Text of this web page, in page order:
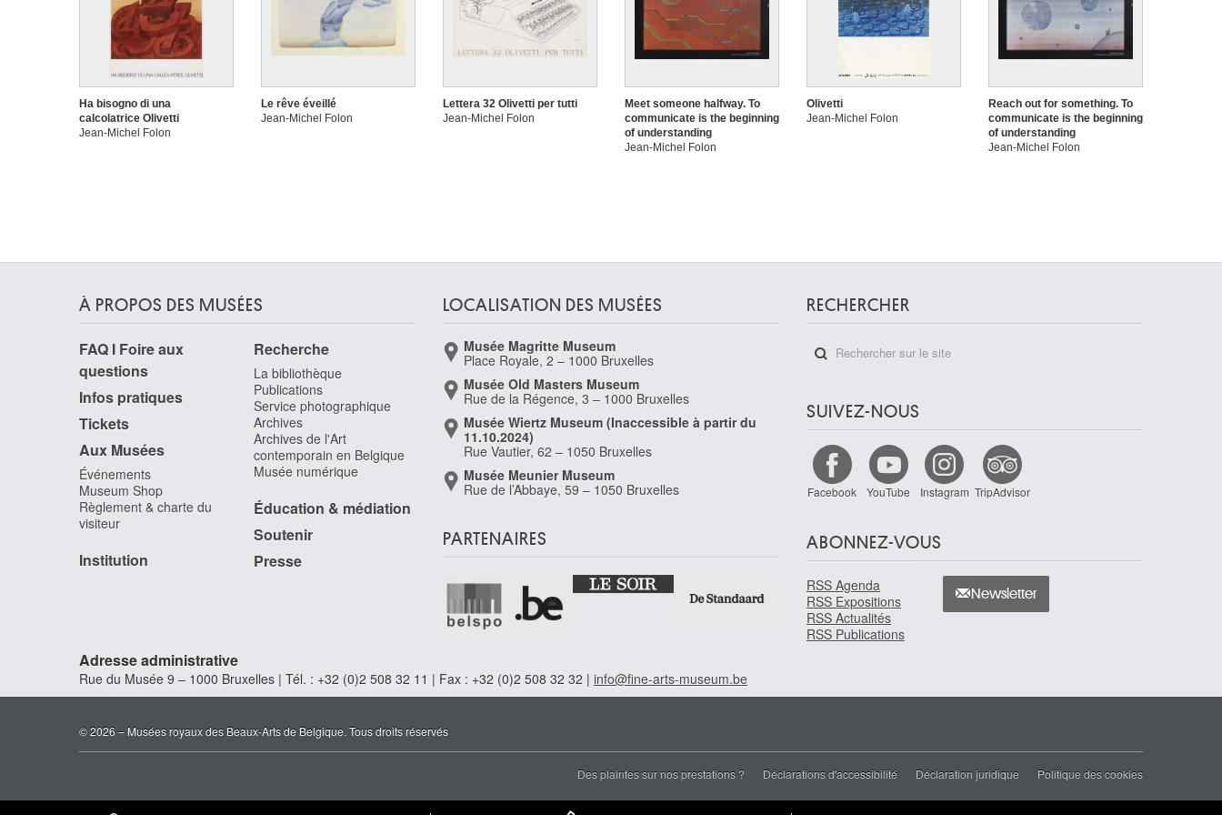
Ha bisogno di una
calcolatrice Olivetti
Jean-Michel Folon
Le rêve éveillé
Jean-Michel Folon
Lettera 32 Olivetti per tutti
Jean-Michel Folon
Meet someone halfway. To
communicate is the beginning
of understanding
Jean-Michel Folon
Olivetti
Jean-Michel Folon
Reach out for something. To
communicate is the beginning
of understanding
Jean-Michel Folon
À PROPOS DES MUSÉES
FAQ I Foire aux
questions
Infos pratiques
Tickets
Aux Musées
Événements
Museum Shop
Règlement & charte du
visiteur
Institution
Recherche
La bibliothèque
Publications
Service photographique
Archives
Archives de l'Art
contemporain en Belgique
Musée numérique
Éducation & médiation
Soutenir
Presse
LOCALISATION DES MUSÉES
Musée Magritte Museum
Place Royale, 2 – 1000 Bruxelles
Musée Old Masters Museum
Rue de la Régence, 3 – 1000 Bruxelles
Musée Wiertz Museum (Inaccessible à partir du
11.10.2024)
Rue Vautier, 62 – 1050 Bruxelles
Musée Meunier Museum
Rue de l’Abbaye, 59 – 1050 Bruxelles
PARTENAIRES
RECHERCHER
SUIVEZ-NOUS
Facebook YouTube Instagram TripAdvisor
ABONNEZ-VOUS
RSS Agenda
RSS Expositions
RSS Actualités
RSS Publications
Newsletter
Adresse administrative
Rue du Musée 9 – 1000 Bruxelles | Tél. : +32 (0)2 508 32 11 | Fax : +32 (0)2 508 32 32 | info@fine-arts-museum.be
© 2026 – Musées royaux des Beaux-Arts de Belgique. Tous droits réservés
Des plaintes sur nos prestations ? Déclarations d'accessibilité Déclaration juridique Politique des cookies